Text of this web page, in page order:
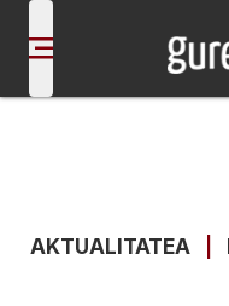
AKTUALITATEA